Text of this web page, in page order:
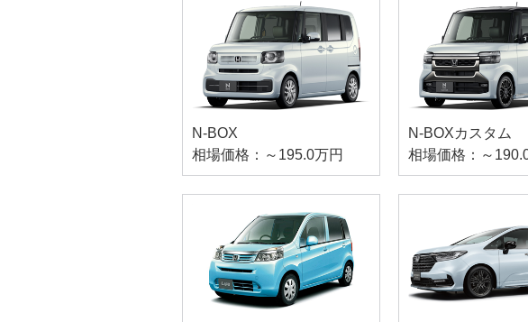
N-BOX
相場価格：～195.0万円
N-BOXカスタム
相場価格：～